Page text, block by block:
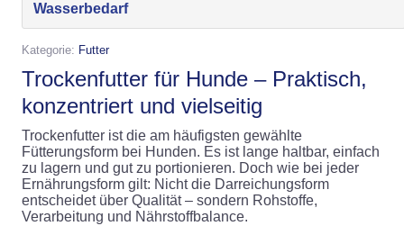
Wasserbedarf
Kategorie: Futter
Trockenfutter für Hunde – Praktisch,
konzentriert und vielseitig
Trockenfutter ist die am häufigsten gewählte
Fütterungsform bei Hunden. Es ist lange haltbar, einfach
zu lagern und gut zu portionieren. Doch wie bei jeder
Ernährungsform gilt: Nicht die Darreichungsform
entscheidet über Qualität – sondern Rohstoffe,
Verarbeitung und Nährstoffbalance.